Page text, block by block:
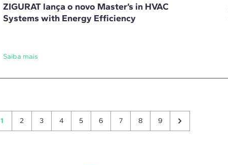
ZIGURAT lança o novo Master’s in HVAC
Systems with Energy Efficiency
Saiba mais
1 2 3 4 5 6 7 8 9